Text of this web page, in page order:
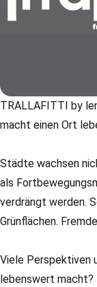
TRALLAFITTI by
macht einen Ort
Städte wachsen
als
verdrängt werden.
Grünflächen.
Viele Perspektiven
lebenswert macht?